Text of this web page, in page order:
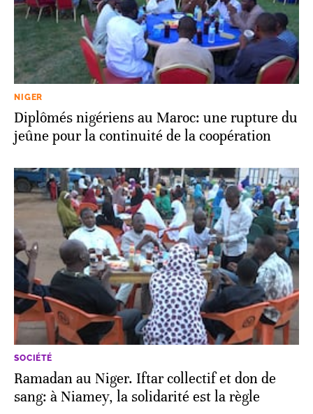
NIGER
Diplômés nigériens au Maroc: une rupture du
jeûne pour la continuité de la coopération
SOCIÉTÉ
Ramadan au Niger. Iftar collectif et don de
sang: à Niamey, la solidarité est la règle